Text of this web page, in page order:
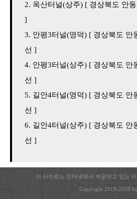
옥산터널(상주) [ 경상북도 안
]
안평3터널(영덕) [ 경상북도 안
선 ]
안평3터널(상주) [ 경상북도 안
선 ]
길안4터널(영덕) [ 경상북도 안
선 ]
길안4터널(상주) [ 경상북도 안
선 ]
이 사이트는 인터넷에서 제공되고 있는
Copyright 2019-2020 by